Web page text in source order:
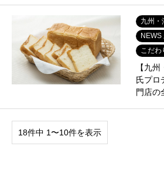
九州・
NEWS
こだわ
【九
氏プロ
門店
18件中 1〜10件を表示